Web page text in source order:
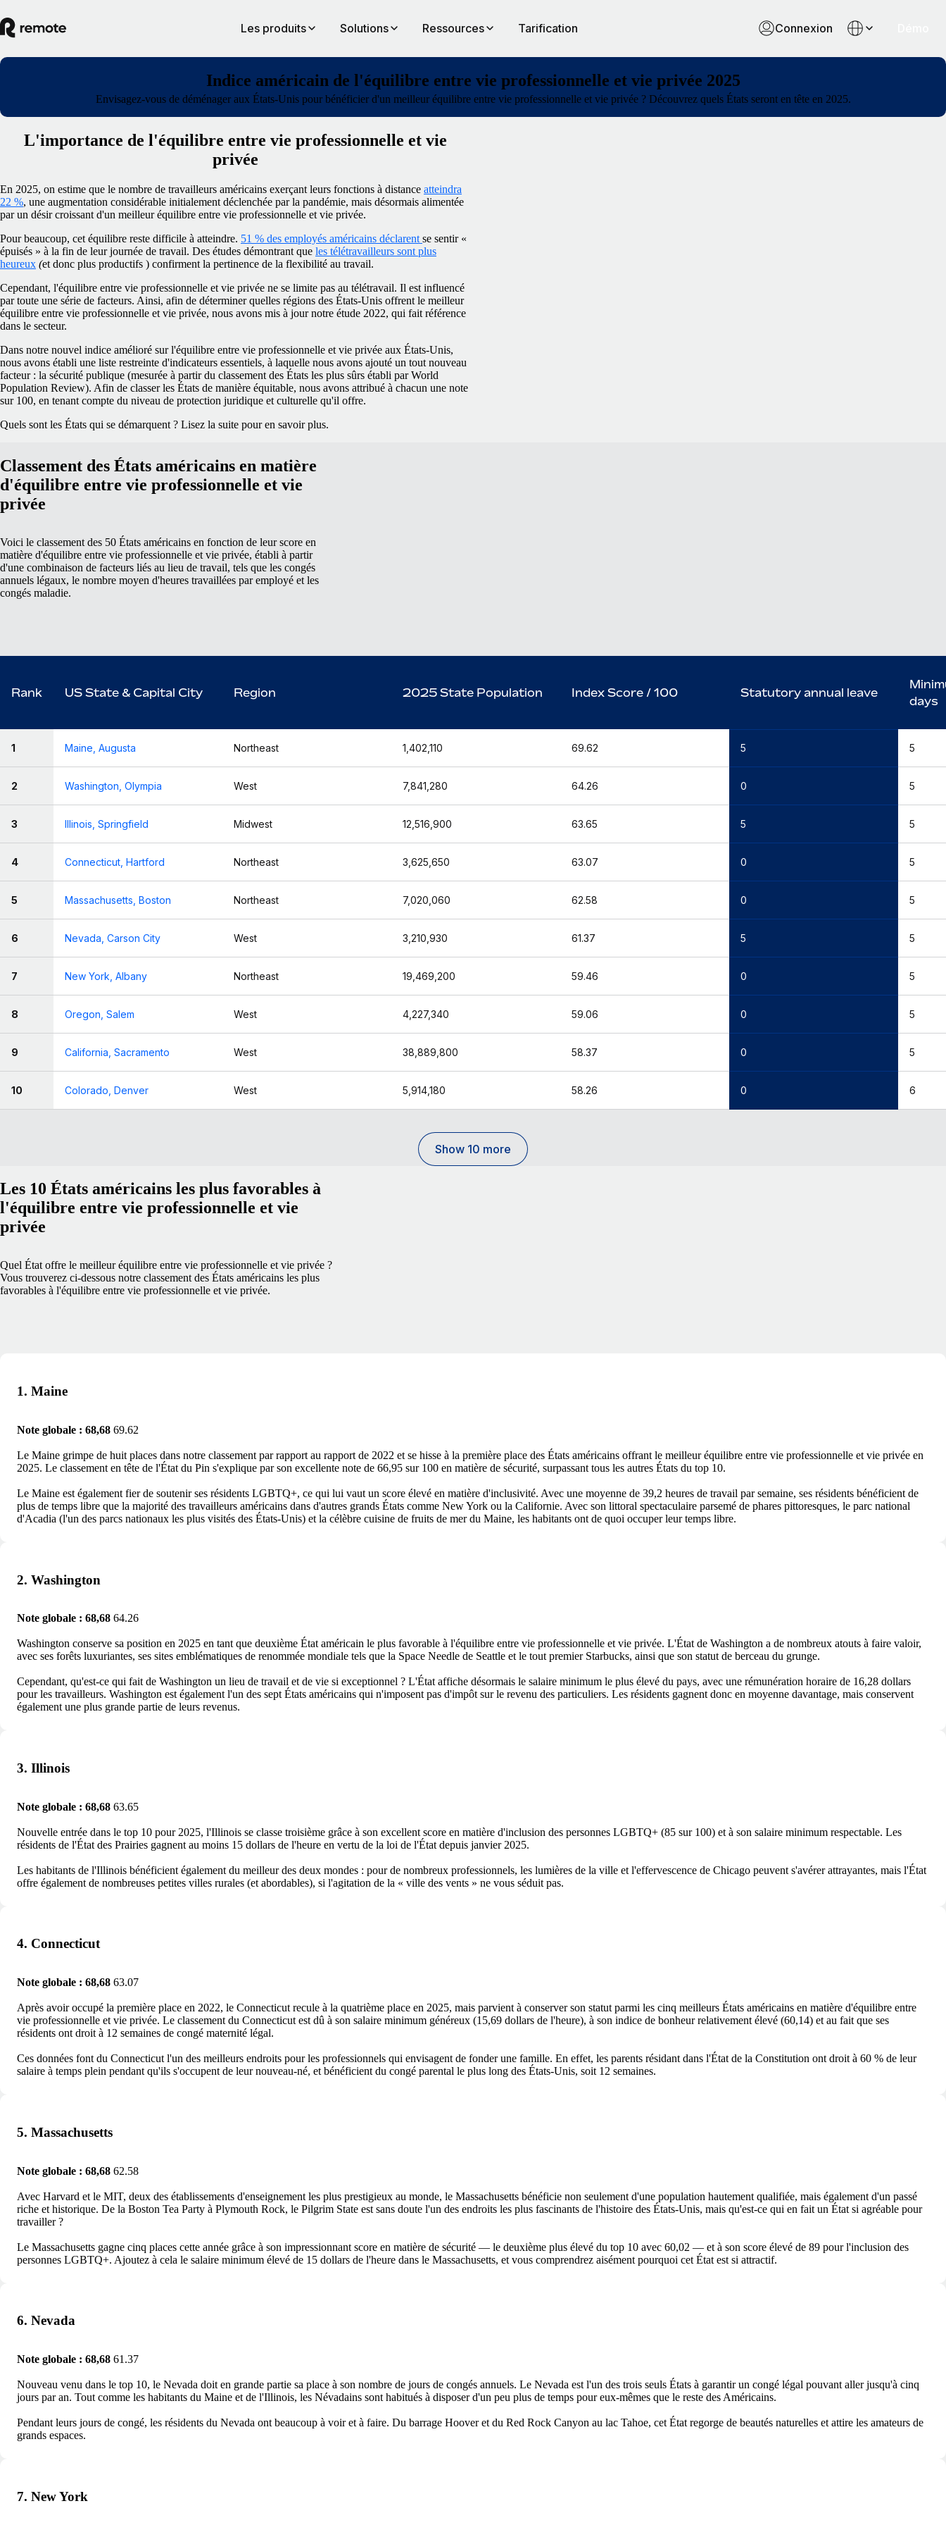
Les produits Solutions Ressources Tarification Connexion
Indice américain de l'équilibre entre vie professionnelle et vie privée 2025
Envisagez-vous de déménager aux États-Unis pour bénéficier d'un meilleur équilibre entre vie professionnelle et vie privée ? Découvrez quels États seront en tête en 2025.
L'importance de l'équilibre entre vie professionnelle et vie
privée
En 2025, on estime que le nombre de travailleurs américains exerçant leurs fonctions à distance atteindra
22 %, une augmentation considérable initialement déclenchée par la pandémie, mais désormais alimentée
par un désir croissant d'un meilleur équilibre entre vie professionnelle et vie privée.
Pour beaucoup, cet équilibre reste difficile à atteindre. 51 % des employés américains déclarent se sentir «
épuisés » à la fin de leur journée de travail. Des études démontrant que les télétravailleurs sont plus
heureux (et donc plus productifs ) confirment la pertinence de la flexibilité au travail.
Cependant, l'équilibre entre vie professionnelle et vie privée ne se limite pas au télétravail. Il est influencé
par toute une série de facteurs. Ainsi, afin de déterminer quelles régions des États-Unis offrent le meilleur
équilibre entre vie professionnelle et vie privée, nous avons mis à jour notre étude 2022, qui fait référence
dans le secteur.
Dans notre nouvel indice amélioré sur l'équilibre entre vie professionnelle et vie privée aux États-Unis,
nous avons établi une liste restreinte d'indicateurs essentiels, à laquelle nous avons ajouté un tout nouveau
facteur : la sécurité publique (mesurée à partir du classement des États les plus sûrs établi par World
Population Review). Afin de classer les États de manière équitable, nous avons attribué à chacun une note
sur 100, en tenant compte du niveau de protection juridique et culturelle qu'il offre.
Quels sont les États qui se démarquent ? Lisez la suite pour en savoir plus.
Classement des États américains en matière
d'équilibre entre vie professionnelle et vie
privée
Voici le classement des 50 États américains en fonction de leur score en
matière d'équilibre entre vie professionnelle et vie privée, établi à partir
d'une combinaison de facteurs liés au lieu de travail, tels que les congés
annuels légaux, le nombre moyen d'heures travaillées par employé et les
congés maladie.
Rank US State & Capital City Region 2025 State Population Index Score / 100 Statutory annual leave
days
1 Maine, Augusta Northeast 1,402,110 69.62 5 5
2 Washington, Olympia West 7,841,280 64.26 0 5
3 Illinois, Springfield Midwest 12,516,900 63.65 5 5
4 Connecticut, Hartford Northeast 3,625,650 63.07 0 5
5 Massachusetts, Boston Northeast 7,020,060 62.58 0 5
6 Nevada, Carson City West 3,210,930 61.37 5 5
7 New York, Albany Northeast 19,469,200 59.46 0 5
8 Oregon, Salem West 4,227,340 59.06 0 5
9 California, Sacramento West 38,889,800 58.37 0 5
10 Colorado, Denver West 5,914,180 58.26 0 6
Show 10 more
Les 10 États américains les plus favorables à
l'équilibre entre vie professionnelle et vie
privée
Quel État offre le meilleur équilibre entre vie professionnelle et vie privée ?
Vous trouverez ci-dessous notre classement des États américains les plus
favorables à l'équilibre entre vie professionnelle et vie privée.
1. Maine
Note globale : 68,68 69.62
Le Maine grimpe de huit places dans notre classement par rapport au rapport de 2022 et se hisse à la première place des États américains offrant le meilleur équilibre entre vie professionnelle et vie privée en
2025. Le classement en tête de l'État du Pin s'explique par son excellente note de 66,95 sur 100 en matière de sécurité, surpassant tous les autres États du top 10.
Le Maine est également fier de soutenir ses résidents LGBTQ+, ce qui lui vaut un score élevé en matière d'inclusivité. Avec une moyenne de 39,2 heures de travail par semaine, ses résidents bénéficient de
plus de temps libre que la majorité des travailleurs américains dans d'autres grands États comme New York ou la Californie. Avec son littoral spectaculaire parsemé de phares pittoresques, le parc national
d'Acadia (l'un des parcs nationaux les plus visités des États-Unis) et la célèbre cuisine de fruits de mer du Maine, les habitants ont de quoi occuper leur temps libre.
2. Washington
Note globale : 68,68 64.26
Washington conserve sa position en 2025 en tant que deuxième État américain le plus favorable à l'équilibre entre vie professionnelle et vie privée. L'État de Washington a de nombreux atouts à faire valoir,
avec ses forêts luxuriantes, ses sites emblématiques de renommée mondiale tels que la Space Needle de Seattle et le tout premier Starbucks, ainsi que son statut de berceau du grunge.
Cependant, qu'est-ce qui fait de Washington un lieu de travail et de vie si exceptionnel ? L'État affiche désormais le salaire minimum le plus élevé du pays, avec une rémunération horaire de 16,28 dollars
pour les travailleurs. Washington est également l'un des sept États américains qui n'imposent pas d'impôt sur le revenu des particuliers. Les résidents gagnent donc en moyenne davantage, mais conservent
également une plus grande partie de leurs revenus.
3. Illinois
Note globale : 68,68 63.65
Nouvelle entrée dans le top 10 pour 2025, l'Illinois se classe troisième grâce à son excellent score en matière d'inclusion des personnes LGBTQ+ (85 sur 100) et à son salaire minimum respectable. Les
résidents de l'État des Prairies gagnent au moins 15 dollars de l'heure en vertu de la loi de l'État depuis janvier 2025.
Les habitants de l'Illinois bénéficient également du meilleur des deux mondes : pour de nombreux professionnels, les lumières de la ville et l'effervescence de Chicago peuvent s'avérer attrayantes, mais l'État
offre également de nombreuses petites villes rurales (et abordables), si l'agitation de la « ville des vents » ne vous séduit pas.
4. Connecticut
Note globale : 68,68 63.07
Après avoir occupé la première place en 2022, le Connecticut recule à la quatrième place en 2025, mais parvient à conserver son statut parmi les cinq meilleurs États américains en matière d'équilibre entre
vie professionnelle et vie privée. Le classement du Connecticut est dû à son salaire minimum généreux (15,69 dollars de l'heure), à son indice de bonheur relativement élevé (60,14) et au fait que ses
résidents ont droit à 12 semaines de congé maternité légal.
Ces données font du Connecticut l'un des meilleurs endroits pour les professionnels qui envisagent de fonder une famille. En effet, les parents résidant dans l'État de la Constitution ont droit à 60 % de leur
salaire à temps plein pendant qu'ils s'occupent de leur nouveau-né, et bénéficient du congé parental le plus long des États-Unis, soit 12 semaines.
5. Massachusetts
Note globale : 68,68 62.58
Avec Harvard et le MIT, deux des établissements d'enseignement les plus prestigieux au monde, le Massachusetts bénéficie non seulement d'une population hautement qualifiée, mais également d'un passé
riche et historique. De la Boston Tea Party à Plymouth Rock, le Pilgrim State est sans doute l'un des endroits les plus fascinants de l'histoire des États-Unis, mais qu'est-ce qui en fait un État si agréable pour
travailler ?
Le Massachusetts gagne cinq places cette année grâce à son impressionnant score en matière de sécurité — le deuxième plus élevé du top 10 avec 60,02 — et à son score élevé de 89 pour l'inclusion des
personnes LGBTQ+. Ajoutez à cela le salaire minimum élevé de 15 dollars de l'heure dans le Massachusetts, et vous comprendrez aisément pourquoi cet État est si attractif.
6. Nevada
Note globale : 68,68 61.37
Nouveau venu dans le top 10, le Nevada doit en grande partie sa place à son nombre de jours de congés annuels. Le Nevada est l'un des trois seuls États à garantir un congé légal pouvant aller jusqu'à cinq
jours par an. Tout comme les habitants du Maine et de l'Illinois, les Névadains sont habitués à disposer d'un peu plus de temps pour eux-mêmes que le reste des Américains.
Pendant leurs jours de congé, les résidents du Nevada ont beaucoup à voir et à faire. Du barrage Hoover et du Red Rock Canyon au lac Tahoe, cet État regorge de beautés naturelles et attire les amateurs de
grands espaces.
7. New York